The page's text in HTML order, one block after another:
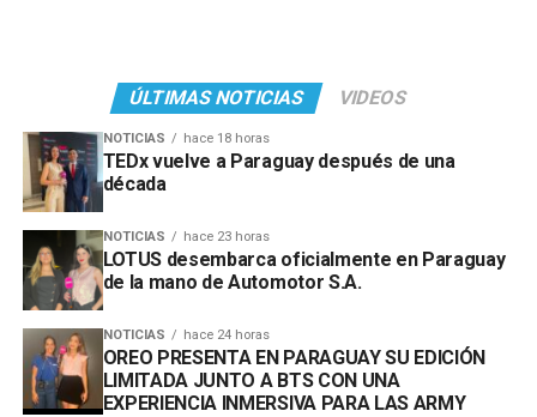
ÚLTIMAS NOTICIAS VIDEOS
NOTICIAS hace 18 horas
TEDx vuelve a Paraguay después de una
década
NOTICIAS hace 23 horas
LOTUS desembarca oficialmente en Paraguay
de la mano de Automotor S.A.
NOTICIAS hace 24 horas
OREO PRESENTA EN PARAGUAY SU EDICIÓN
LIMITADA JUNTO A BTS CON UNA
EXPERIENCIA INMERSIVA PARA LAS ARMY